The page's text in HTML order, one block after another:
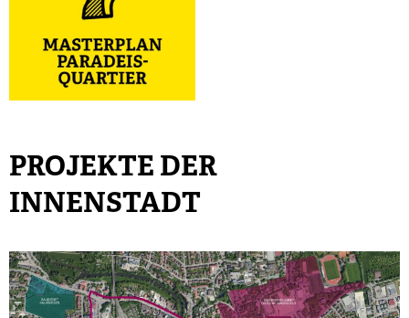
PROJEKTE DER
INNENSTADT